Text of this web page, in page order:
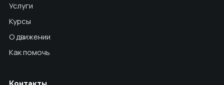
Услуги
Курсы
О движении
Как помочь